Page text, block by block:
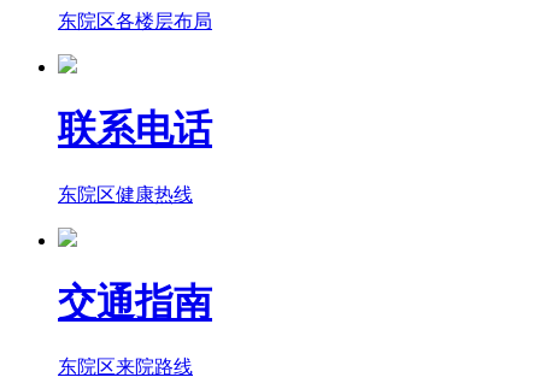
东院区各楼层布局
联系电话
东院区健康热线
交通指南
东院区来院路线